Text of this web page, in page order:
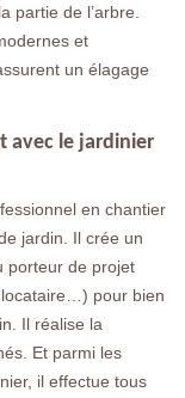
partie de l’arbre.
et
un élagage
avec le jardinier
en chantier
jardin. Il crée un
porteur de projet
pour bien
Il réalise la
Et parmi les
il effectue tous